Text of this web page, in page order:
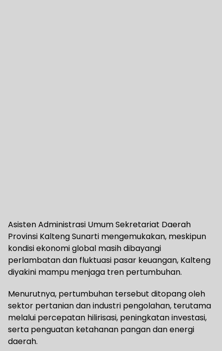
Asisten Administrasi Umum Sekretariat Daerah
Provinsi Kalteng Sunarti mengemukakan, meskipun
kondisi ekonomi global masih dibayangi
perlambatan dan fluktuasi pasar keuangan, Kalteng
diyakini mampu menjaga tren pertumbuhan.
Menurutnya, pertumbuhan tersebut ditopang oleh
sektor pertanian dan industri pengolahan, terutama
melalui percepatan hilirisasi, peningkatan investasi,
serta penguatan ketahanan pangan dan energi
daerah.